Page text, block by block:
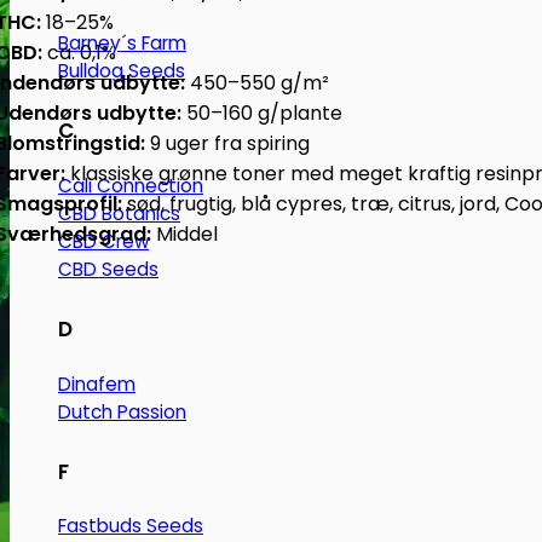
Barney´s Farm
Bulldog Seeds
C
Cali Connection
CBD Botanics
CBD Crew
CBD Seeds
D
Dinafem
Dutch Passion
F
Fastbuds Seeds
18–25%
ca. 0,1%
udbytte: 450–550 g/m²
udbytte: 50–160 g/plante
9 uger fra spiring
klassiske grønne toner med meget kraftig
sød, frugtig, blå cypres, træ, citrus, jord,
Middel